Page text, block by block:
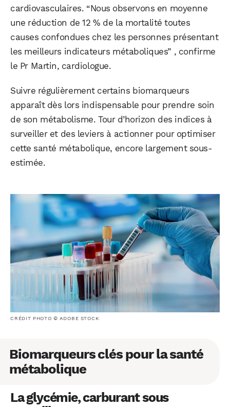
cardiovasculaires. “Nous observons en moyenne
une réduction de 12 % de la mortalité toutes
causes confondues chez les personnes présentant
les meilleurs indicateurs métaboliques” , confirme
le Pr Martin, cardiologue.
Suivre régulièrement certains biomarqueurs
apparaît dès lors indispensable pour prendre soin
de son métabolisme. Tour d’horizon des indices à
surveiller et des leviers à actionner pour optimiser
cette santé métabolique, encore largement sous-
estimée.
CRÉDIT PHOTO © ADOBE STOCK
Biomarqueurs clés pour la santé
métabolique
La glycémie, carburant sous